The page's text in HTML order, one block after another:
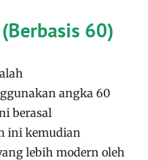
60)
angka 60
berasal
ini kemudian
lebih modern oleh